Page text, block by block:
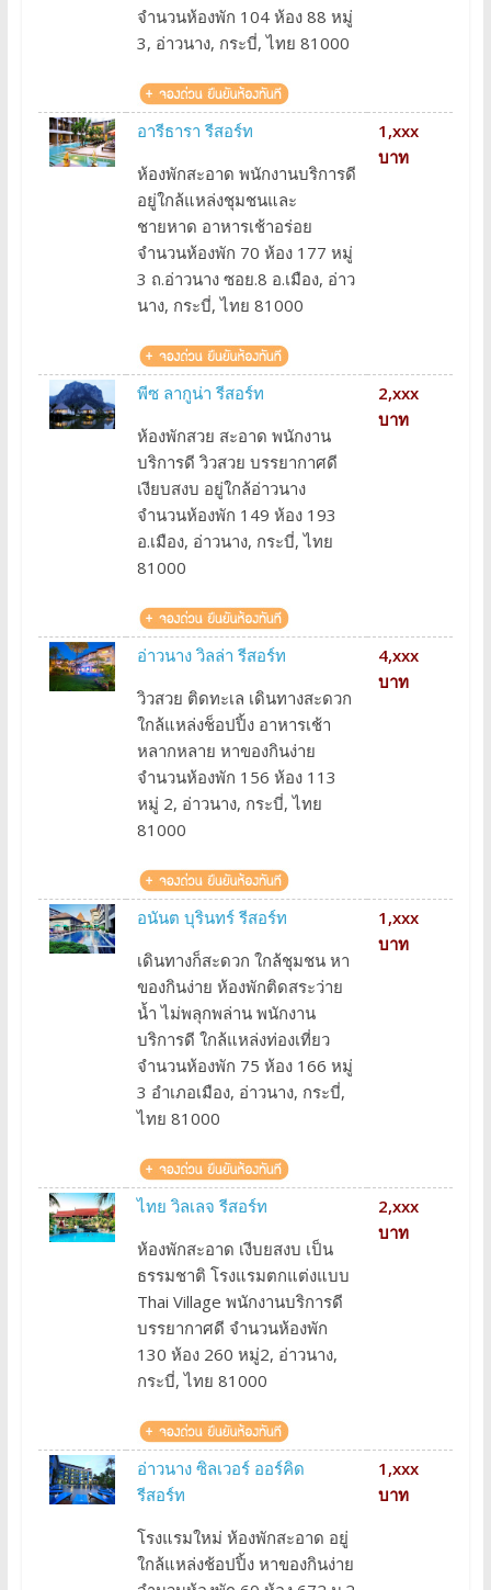
จำนวนห้องพัก 104 ห้อง 88 หมู่
3, อ่าวนาง, กระบี่, ไทย 81000
อารีธารา รีสอร์ท
ห้องพักสะอาด พนักงานบริการดี
อยู่ใกล้แหล่งชุมชนและ
ชายหาด อาหารเช้าอร่อย
จำนวนห้องพัก 70 ห้อง 177 หมู่
3 ถ.อ่าวนาง ซอย.8 อ.เมือง, อ่าว
นาง, กระบี่, ไทย 81000
1,xxx
บาท
พีซ ลากูน่า รีสอร์ท
ห้องพักสวย สะอาด พนักงาน
บริการดี วิวสวย บรรยากาศดี
เงียบสงบ อยู่ใกล้อ่าวนาง
จำนวนห้องพัก 149 ห้อง 193
อ.เมือง, อ่าวนาง, กระบี่, ไทย
81000
2,xxx
บาท
อ่าวนาง วิลล่า รีสอร์ท
วิวสวย ติดทะเล เดินทางสะดวก
ใกล้แหล่งช็อปปิ้ง อาหารเช้า
หลากหลาย หาของกินง่าย
จำนวนห้องพัก 156 ห้อง 113
หมู่ 2, อ่าวนาง, กระบี่, ไทย
81000
4,xxx
บาท
อนันต บุรินทร์ รีสอร์ท
เดินทางก็สะดวก ใกล้ชุมชน หา
ของกินง่าย ห้องพักติดสระว่าย
น้ำ ไม่พลุกพล่าน พนักงาน
บริการดี ใกล้แหล่งท่องเที่ยว
จำนวนห้องพัก 75 ห้อง 166 หมู่
3 อำเภอเมือง, อ่าวนาง, กระบี่,
ไทย 81000
1,xxx
บาท
ไทย วิลเลจ รีสอร์ท
ห้องพักสะอาด เงีบยสงบ เป็น
ธรรมชาติ โรงแรมตกแต่งแบบ
Thai Village พนักงานบริการดี
บรรยากาศดี จำนวนห้องพัก
130 ห้อง 260 หมู่2, อ่าวนาง,
กระบี่, ไทย 81000
2,xxx
บาท
อ่าวนาง ซิลเวอร์ ออร์คิด
รีสอร์ท
โรงแรมใหม่ ห้องพักสะอาด อยู่
ใกล้แหล่งช้อปปิ้ง หาของกินง่าย
1,xxx
บาท